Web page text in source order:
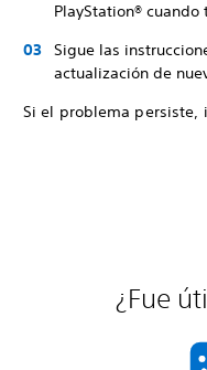
PlayStation®
Sigue las
actualización de
Si el problema persiste,
¿Fue